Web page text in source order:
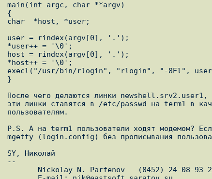
main(int argc, char **argv)
{
char  *host, *user;
user = rindex(argv[0], '.');
*user++ = '\0';
host = rindex(argv[0], '.');
*host++ = '\0';
execl("/usr/bin/rlogin", "rlogin", "-8El", user,
}
После чего делаются линки
эти линки ставятся в /etc/passwd на term1 в
пользователям.
P.S. А на term1 пользователи ходят модемом?
mgetty (login.config) без прописывания
SY, Hиколай
--